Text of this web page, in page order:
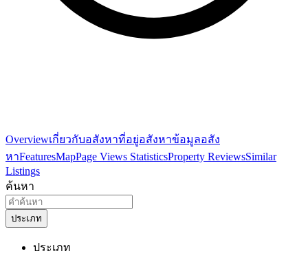
Overviewเกี่ยวกับอสังหาที่อยู่อสังหาข้อมูลอสัง
หาFeaturesMapPage Views StatisticsProperty ReviewsSimilar
Listings
ค้นหา
ประเภท
ประเภท